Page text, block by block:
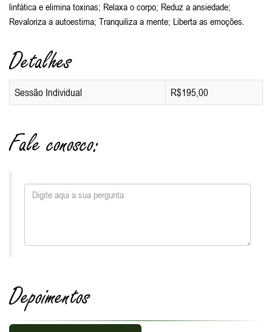
linfática e elimina toxinas; Relaxa o corpo; Reduz a ansiedade;
Revaloriza a autoestima; Tranquiliza a mente; Liberta as emoções.
Detalhes
Sessão Individual R$195,00
Fale conosco:
Depoimentos